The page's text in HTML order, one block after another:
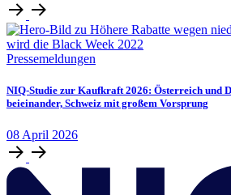
Pressemeldungen
NIQ-Studie zur Kaufkraft 2026: Österreich und
beieinander, Schweiz mit großem Vorsprung
08 April 2026